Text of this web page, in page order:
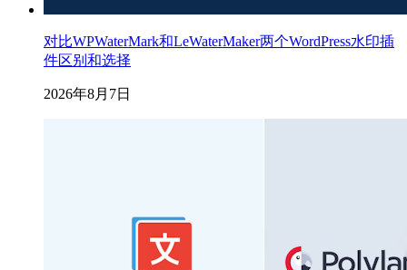
对比WPWaterMark和LeWaterMaker两个WordPress水印插
件区别和选择
2026年8月7日